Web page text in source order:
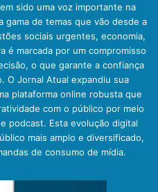
sido uma voz importante na
gama de temas que vão desde a
sociais urgentes, economia,
é marcada por um compromisso
o que garante a confiança
O Jornal Atual expandiu sua
plataforma online robusta que
com o público por meio
podcast. Esta evolução digital
mais amplo e diversificado,
de consumo de mídia.